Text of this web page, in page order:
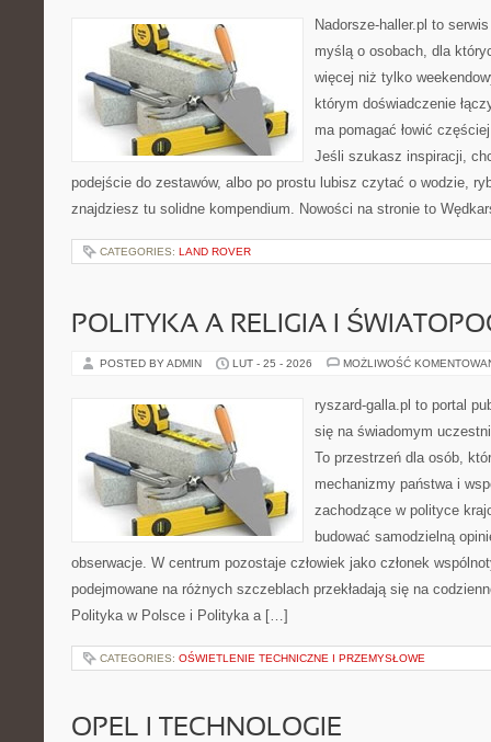
Nadorsze-haller.pl to
myślą o osobach, dla
więcej niż tylko
którym doświadczenie
ma pomagać łowić
Jeśli szukasz inspiracji,
podejście do zestawów, albo po prostu lubisz czytać o wodzie,
znajdziesz tu solidne kompendium. Nowości na stronie to
CATEGORIES: LAND ROVER
POLITYKA A RELIGIA I
POSTED BY ADMIN LUT - 25 - 2026 MOŻLIWOŚĆ
ryszard-galla.pl to portal
się na świadomym
To przestrzeń dla osób,
mechanizmy państwa i
zachodzące w polityce
budować samodzielną
obserwacje. W centrum pozostaje człowiek jako członek
podejmowane na różnych szczeblach przekładają się na
Polityka w Polsce i Polityka a […]
CATEGORIES: OŚWIETLENIE TECHNICZNE I PRZEMYSŁOWE
OPEL I TECHNOLOGIE